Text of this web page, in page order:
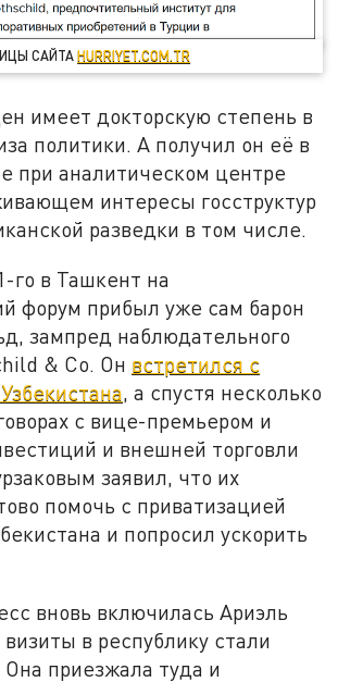
САЙТАHURRIYET.COM.TR
имеет докторскую степень в
политики. А получил он её в
при аналитическом центре
интересы госструктур
разведки в том числе.
го в Ташкент на
форум прибыл уже сам барон
зампред наблюдательного
& Co. Он встретился с
, а спустя несколько
с вице-премьером и
и внешней торговли
заявил, что их
помочь с приватизацией
и попросил ускорить
вновь включилась Ариэль
в республику стали
приезжала туда и